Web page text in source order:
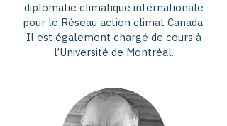
diplomatie climatique internationale
pour le Réseau action climat Canada.
Il est également chargé de cours à
l’Université de Montréal.